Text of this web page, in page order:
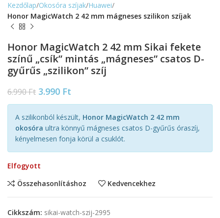
Kezdőlap Okosóra szíjak Huawei
Honor MagicWatch 2 42 mm mágneses szilikon szíjak
Honor MagicWatch 2 42 mm Sikai fekete
színű „csík” mintás „mágneses” csatos D-
gyűrűs „szilikon” szíj
6.990Ft 3.990 Ft
A szilikonból készült, Honor MagicWatch 2 42 mm
okosóra ultra könnyű mágneses csatos D-gyűrűs óraszíj,
kényelmesen fonja körül a csuklót.
Elfogyott
Összehasonlításhoz
Kedvencekhez
Cikkszám: sikai-watch-szij-2995